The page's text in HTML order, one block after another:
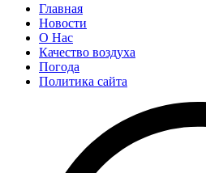
Главная
Новости
О Нас
Качество воздуха
Погода
Политика сайта